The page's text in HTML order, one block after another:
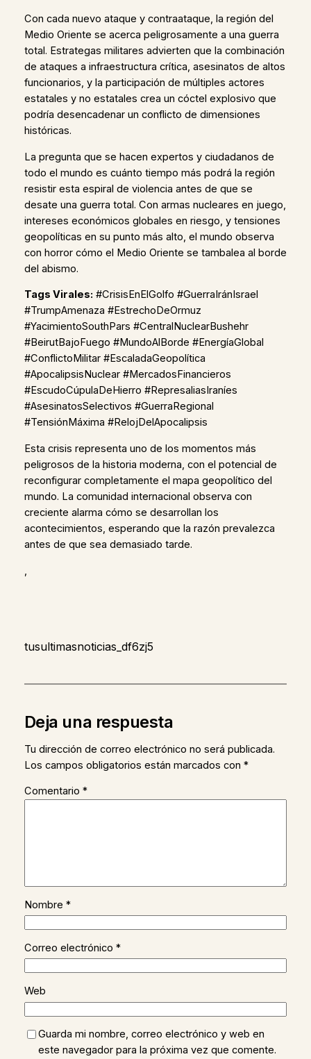
Con cada nuevo ataque y contraataque, la región del
Medio Oriente se acerca peligrosamente a una guerra
total. Estrategas militares advierten que la combinación
de ataques a infraestructura crítica, asesinatos de altos
funcionarios, y la participación de múltiples actores
estatales y no estatales crea un cóctel explosivo que
podría desencadenar un conflicto de dimensiones
históricas.
La pregunta que se hacen expertos y ciudadanos de
todo el mundo es cuánto tiempo más podrá la región
resistir esta espiral de violencia antes de que se
desate una guerra total. Con armas nucleares en juego,
intereses económicos globales en riesgo, y tensiones
geopolíticas en su punto más alto, el mundo observa
con horror cómo el Medio Oriente se tambalea al borde
del abismo.
Tags Virales: #CrisisEnElGolfo #GuerraIránIsrael
#TrumpAmenaza #EstrechoDeOrmuz
#YacimientoSouthPars #CentralNuclearBushehr
#BeirutBajoFuego #MundoAlBorde #EnergíaGlobal
#ConflictoMilitar #EscaladaGeopolítica
#ApocalipsisNuclear #MercadosFinancieros
#EscudoCúpulaDeHierro #RepresaliasIraníes
#AsesinatosSelectivos #GuerraRegional
#TensiónMáxima #RelojDelApocalipsis
Esta crisis representa uno de los momentos más
peligrosos de la historia moderna, con el potencial de
reconfigurar completamente el mapa geopolítico del
mundo. La comunidad internacional observa con
creciente alarma cómo se desarrollan los
acontecimientos, esperando que la razón prevalezca
antes de que sea demasiado tarde.
tusultimasnoticias_df6zj5
Deja una respuesta
Tu dirección de correo electrónico no será publicada.
Los campos obligatorios están marcados con *
Comentario *
Nombre *
Correo electrónico *
Web
Guarda mi nombre, correo electrónico y web en
este navegador para la próxima vez que comente.